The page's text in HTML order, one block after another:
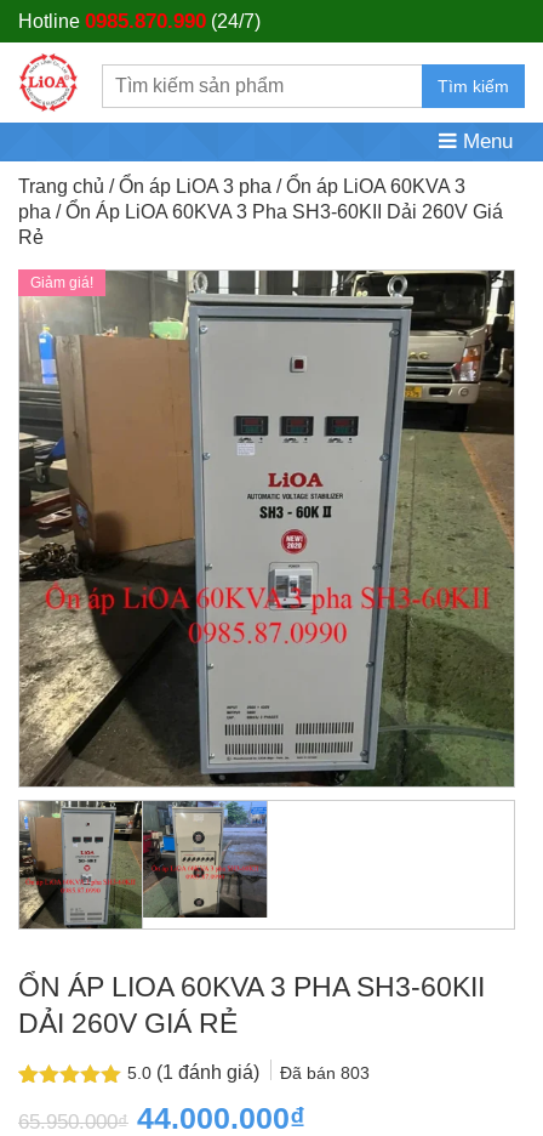
Hotline 0985.870.990 (24/7)
Tìm kiếm
Menu
Trang chủ /Ổn áp LiOA 3 pha /Ổn áp LiOA 60KVA 3
pha / Ổn Áp LiOA 60KVA 3 Pha SH3-60KII Dải 260V Giá
Rẻ
Giảm giá!
ỔN ÁP LIOA 60KVA 3 PHA SH3-60KII
DẢI 260V GIÁ RẺ
5.0
dựa trên
(1 đánh giá) Đã bán803
65.950.000₫ Giá
44.000.000₫